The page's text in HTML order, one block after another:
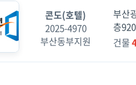
콘도(호텔)
2025-4970
부산동부지원
부산
층
건물